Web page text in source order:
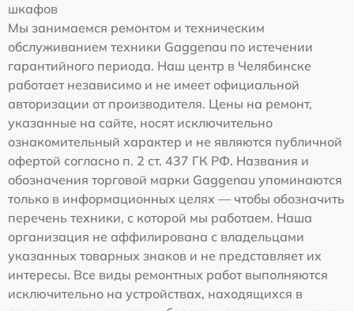
шкафов
Мы занимаемся ремонтом и техническим
обслуживанием техники Gaggenau по истечении
гарантийного периода. Наш центр в Челябинске
работает независимо и не имеет официальной
авторизации от производителя. Цены на ремонт,
указанные на сайте, носят исключительно
ознакомительный характер и не являются публичной
офертой согласно п. 2 ст. 437 ГК РФ. Названия и
обозначения торговой марки Gaggenau упоминаются
только в информационных целях — чтобы обозначить
перечень техники, с которой мы работаем. Наша
организация не аффилирована с владельцами
указанных товарных знаков и не представляет их
интересы. Все виды ремонтных работ выполняются
исключительно на устройствах, находящихся в